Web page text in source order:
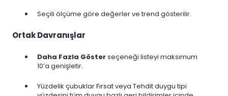
Seçili ölçüme göre değerler ve trend gösterilir.
Ortak Davranışlar
Daha Fazla Gösterseçeneği listeyi maksimum
10’a genişletir.
Yüzdelik çubuklar Fırsat veya Tehdit duygu tipi